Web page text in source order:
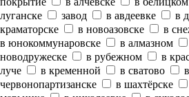
луганске
завод в авдеевке в
краматорске
в новоазовске в
в юнокоммунаровске
в алмазном
новодружеске
в рубежном в
луче
в кременной в сватово
червонопартизанске
в шахтёрске